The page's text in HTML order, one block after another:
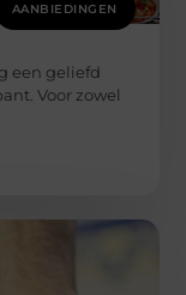
AANBIEDINGEN
een geliefd
Voor zowel